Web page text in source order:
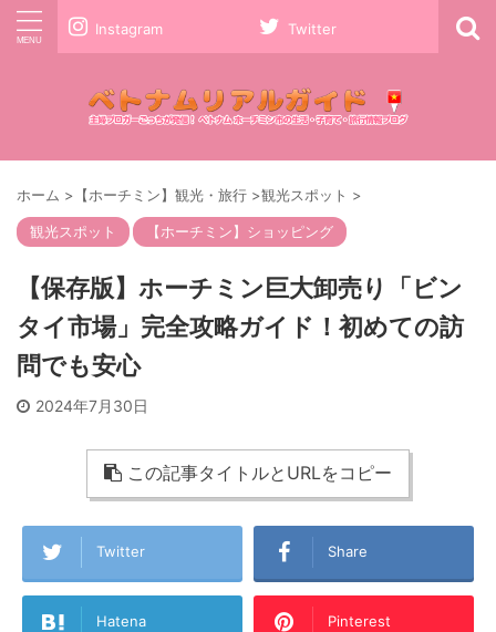
Instagram Twitter
ホーム > 【ホーチミン】観光・旅行 >観光スポット >
観光スポット 【ホーチミン】ショッピング
【保存版】ホーチミン巨大卸売り「ビン
タイ市場」完全攻略ガイド！初めての訪
問でも安心
2024年7月30日
この記事タイトルとURLをコピー
Twitter Share
Hatena Pinterest